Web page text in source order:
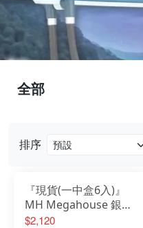
排序
『現貨(一中盒6入)』
MH Megahouse 銀魂
×大川武部 我愛阿銀
$2,120
全部